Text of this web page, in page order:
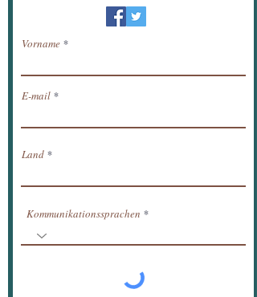
Newsletter / erhalten Nachrichten per E-Mail.
Vorname
E-mail
Land
Kommunikationssprachen